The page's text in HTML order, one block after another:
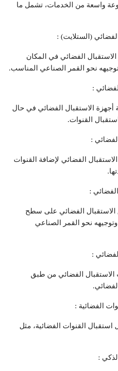
واسعة من الخدمات، تشمل ما
(الستلايت) :
الفضائي في المكان
نحو القمر الصناعي المناسب.
:
الاستقبال الفضائي في حال
القنوات.
:
الفضائي لإضافة القنوات
:
الفضائي على سطح
نحو القمر الصناعي
:
الاستقبال الفضائي من طبق
الفضائية :
القنوات الفضائية، مثل
: